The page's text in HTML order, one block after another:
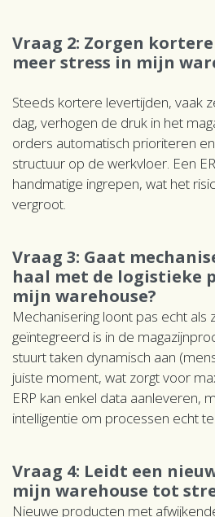
Vraag 2: Zorgen
meer stress in mijn
Steeds kortere levertijden, vaak
dag, verhogen de druk in het
orders automatisch prioriteren
structuur op de werkvloer. Een
handmatige ingrepen, wat het
vergroot.
Vraag 3: Gaat
haal met de logistieke
mijn warehouse?
Mechanisering loont pas echt als
geïntegreerd is in de
stuurt taken dynamisch aan
juiste moment, wat zorgt voor
ERP kan enkel data aanleveren,
intelligentie om processen echt
Vraag 4: Leidt een
mijn warehouse tot
Nieuwe producten met